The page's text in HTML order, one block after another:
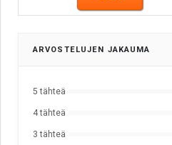
ARVOSTELUJEN JAKAUMA
5 tähteä
4 tähteä
3 tähteä